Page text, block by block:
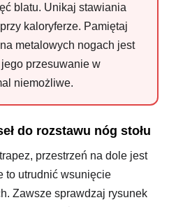
blatu. Unikaj stawiania
kaloryferze. Pamiętaj
metalowych nogach jest
przesuwanie w
niemożliwe.
do rozstawu nóg stołu
przestrzeń na dole jest
to utrudnić wsunięcie
Zawsze sprawdzaj rysunek